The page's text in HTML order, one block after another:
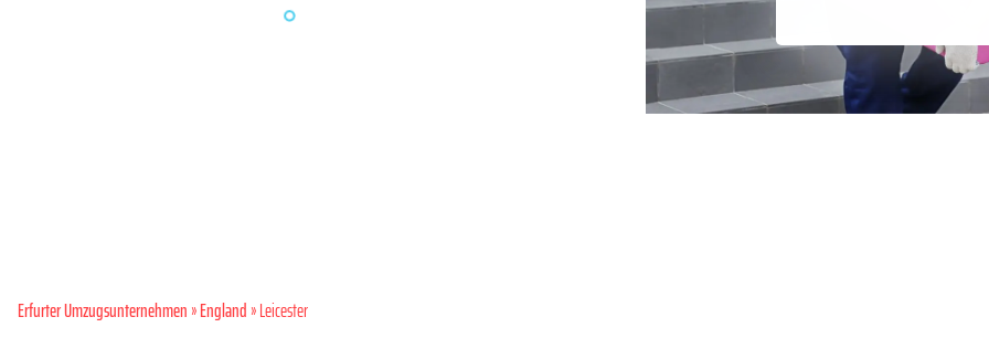
Erfurter Umzugsunternehmen»England» Leicester